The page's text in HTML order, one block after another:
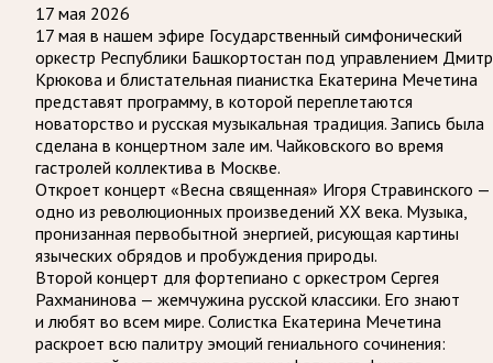
17 мая 2026
17 мая в нашем эфире Государственный симфонический
оркестр Республики Башкортостан под управлением
Крюкова и блистательная пианистка Екатерина Мечетина
представят программу, в которой переплетаются
новаторство и русская музыкальная традиция. Запись была
сделана в концертном зале им. Чайковского во время
гастролей коллектива в Москве.
Откроет концерт «Весна священная» Игоря Стравинского —
одно из революционных произведений XX века. Музыка,
пронизанная первобытной энергией, рисующая картины
языческих обрядов и пробуждения природы.
Второй концерт для фортепиано с оркестром Сергея
Рахманинова — жемчужина русской классики. Его знают
и любят во всем мире. Солистка Екатерина Мечетина
раскроет всю палитру эмоций гениального сочинения: